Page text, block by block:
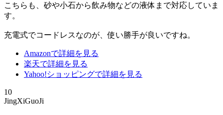
こちらも、砂や小石から飲み物などの液体まで対応していま
す。
充電式でコードレスなのが、使い勝手が良いですね。
Amazonで詳細を見る
楽天で詳細を見る
Yahoo!ショッピングで詳細を見る
10
JingXiGuoJi